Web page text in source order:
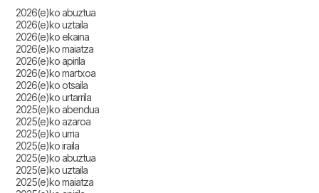
2026(e)ko abuztua
2026(e)ko uztaila
2026(e)ko ekaina
2026(e)ko maiatza
2026(e)ko apirila
2026(e)ko martxoa
2026(e)ko otsaila
2026(e)ko urtarrila
2025(e)ko abendua
2025(e)ko azaroa
2025(e)ko urria
2025(e)ko iraila
2025(e)ko abuztua
2025(e)ko uztaila
2025(e)ko maiatza